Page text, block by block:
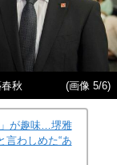
秋 (画像 5/6)
が趣味…堺雅
言わしめた“あ